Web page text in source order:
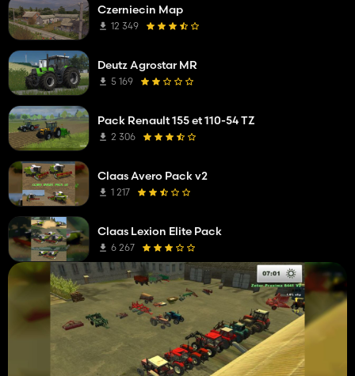
Czerniecin Map
12 349
Deutz Agrostar MR
5 169
Pack Renault 155 et 110-54 TZ
2 306
Claas Avero Pack v2
1 217
Claas Lexion Elite Pack
6 267